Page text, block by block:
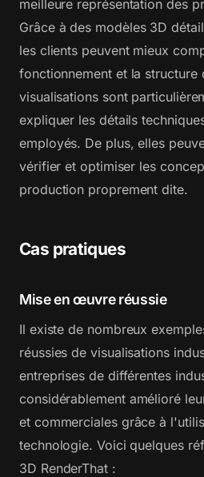
meilleure représentation des
Grâce à des modèles 3D
les clients peuvent mieux
fonctionnement et la structure
visualisations sont
expliquer les détails
employés. De plus, elles
vérifier et optimiser les
production proprement dite.
Cas pratiques
Mise en œuvre réussie
Il existe de nombreux
réussies de visualisations
entreprises de différentes
considérablement amélioré
et commerciales grâce à
technologie. Voici quelques
3D RenderThat :